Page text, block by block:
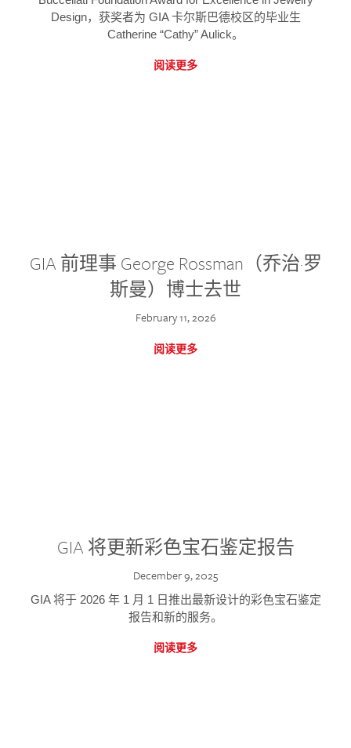
Design，获奖者为 GIA 卡尔斯巴德校区的毕业生
Catherine “Cathy” Aulick。
阅读更多
GIA 前理事 George Rossman（乔治·罗
斯曼）博士去世
February 11, 2026
阅读更多
GIA 将更新彩色宝石鉴定报告
December 9, 2025
GIA 将于 2026 年 1 月 1 日推出最新设计的彩色宝石鉴定
报告和新的服务。
阅读更多